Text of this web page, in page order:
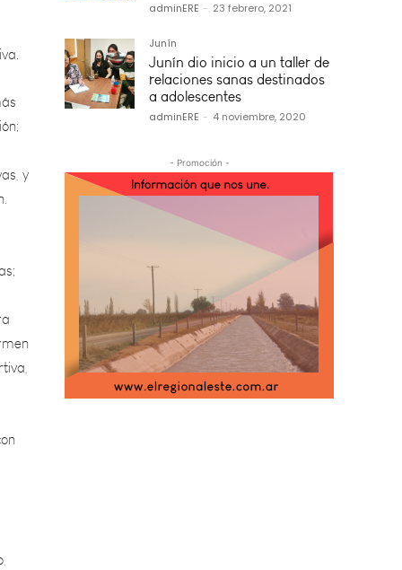
y
adminERE - 23 febrero, 2021
Junín
Junín dio inicio a un taller de
relaciones sanas destinados
a adolescentes
adminERE - 4 noviembre, 2020
- Promoción -